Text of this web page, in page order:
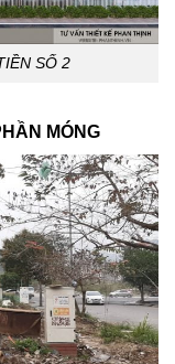
SỐ 2
MÓNG